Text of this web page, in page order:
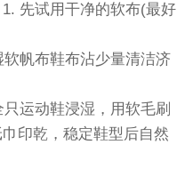
先试用干净的软布(最好
帆布鞋布沾少量清洁济
运动鞋浸湿，用软毛刷
印乾，稳定鞋型后自然